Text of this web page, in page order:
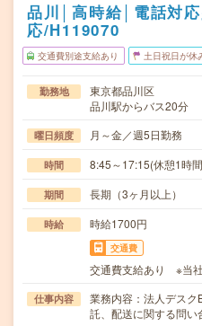
品川│高時給│電話対
応/H119070
交通費別途支給あり 土日祝日が休
勤務地
東京都品川区
品川駅からバス20分
曜日頻度 月～金／週5日勤務
時間 8:45～17:15(休憩1時
期間 長期（3ヶ月以上）
時給 時給1700円
交通費
交通費支給あり ※当
仕事内容
業務内容：法人デス
託、配送に関する問